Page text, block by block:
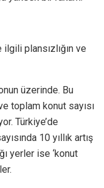
plansızlığın ve
üzerinde. Bu
toplam konut sayısı
Türkiye’de
10 yıllık artış
yerler ise ‘konut